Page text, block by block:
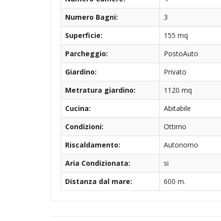
Numero Bagni:
3
Superficie:
155 mq
Parcheggio:
PostoAuto
Giardino:
Privato
Metratura giardino:
1120 mq
Cucina:
Abitabile
Condizioni:
Ottimo
Riscaldamento:
Autonomo
Aria Condizionata:
si
Distanza dal mare:
600 m.